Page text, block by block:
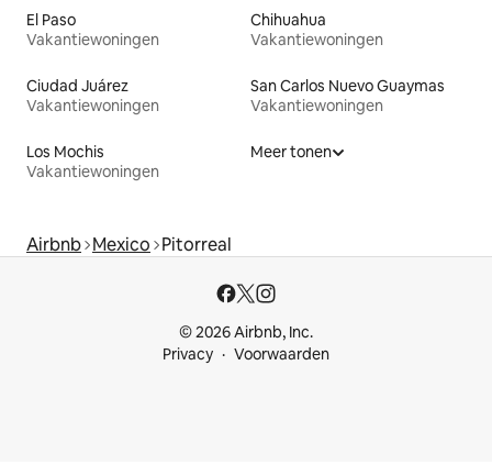
El Paso
Vakantiewoningen
Chihuahua
Vakantiewoningen
Ciudad Juárez
Vakantiewoningen
San Carlos Nuevo Guaymas
Vakantiewoningen
Los Mochis
Vakantiewoningen
Meer tonen
Airbnb Mexico Pitorreal
© 2026 Airbnb, Inc.
Privacy
Voorwaarden